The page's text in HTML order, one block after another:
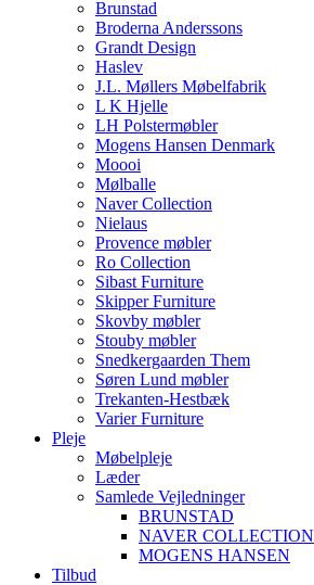
Brunstad
Broderna Anderssons
Grandt Design
Haslev
J.L. Møllers Møbelfabrik
L K Hjelle
LH Polstermøbler
Mogens Hansen Denmark
Moooi
Mølballe
Naver Collection
Nielaus
Provence møbler
Ro Collection
Sibast Furniture
Skipper Furniture
Skovby møbler
Stouby møbler
Snedkergaarden Them
Søren Lund møbler
Trekanten-Hestbæk
Varier Furniture
Pleje
Møbelpleje
Læder
Samlede Vejledninger
BRUNSTAD
NAVER COLLECTION
MOGENS HANSEN
Tilbud